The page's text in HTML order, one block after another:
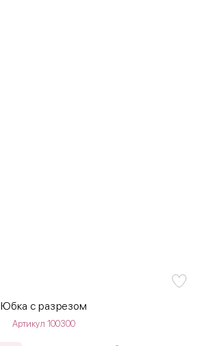
Юбка с разрезом
Артикул 100300